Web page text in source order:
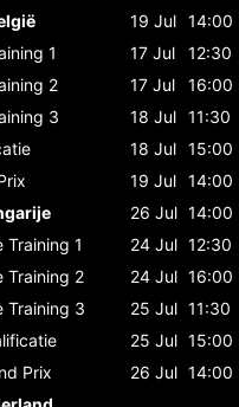
19 Jul 14:00
1 17 Jul
12:30
2 17 Jul
16:00
3 18 Jul 11:30
18 Jul 15:00
19 Jul 14:00
26 Jul 14:00
Training 1 24 Jul 12:30
Training 2 24 Jul 16:00
Training 3 25 Jul 11:30
25 Jul 15:00
Prix 26 Jul 14:00